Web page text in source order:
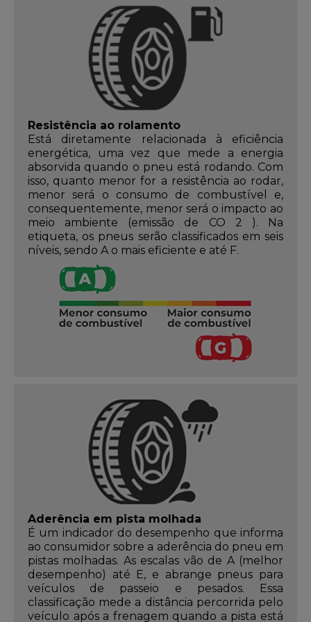
Resistência ao rolamento
Está diretamente relacionada à eficiência
energética, uma vez que mede a energia
absorvida quando o pneu está rodando. Com
isso, quanto menor for a resistência ao rodar,
menor será o consumo de combustível e,
consequentemente, menor será o impacto ao
meio ambiente (emissão de CO 2 ). Na
etiqueta, os pneus serão classificados em seis
níveis, sendo A o mais eficiente e até F.
Aderência em pista molhada
É um indicador do desempenho que informa
ao consumidor sobre a aderência do pneu em
pistas molhadas. As escalas vão de A (melhor
desempenho) até E, e abrange pneus para
veículos de passeio e pesados. Essa
classificação mede a distância percorrida pelo
veículo após a frenagem quando a pista está